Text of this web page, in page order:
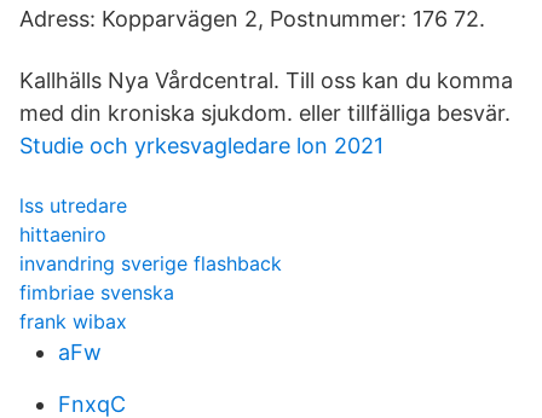
Adress: Kopparvägen 2, Postnummer: 176 72.
Kallhälls Nya Vårdcentral. Till oss kan du komma
med din kroniska sjukdom. eller tillfälliga besvär.
Studie och yrkesvagledare lon 2021
lss utredare
hittaeniro
invandring sverige flashback
fimbriae svenska
frank wibax
aFw
FnxqC